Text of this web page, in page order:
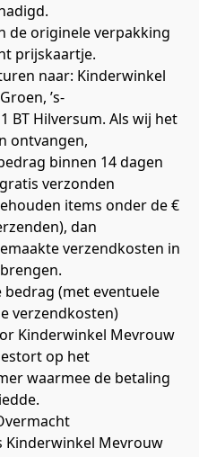
de originele verpakking
prijskaartje.
naar: Kinderwinkel
’s-
BT Hilversum. Als wij het
ontvangen,
binnen 14 dagen
verzonden
items onder de €
dan
verzendkosten in
(met eventuele
verzendkosten)
Kinderwinkel Mevrouw
op het
waarmee de betaling
Kinderwinkel Mevrouw